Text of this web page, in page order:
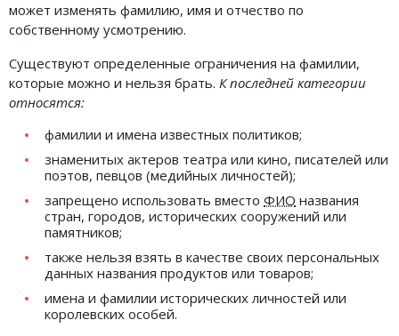
может изменять фамилию, имя и отчество по
собственному усмотрению.
Существуют определенные ограничения на фамилии,
которые можно и нельзя брать. К последней категории
относятся:
фамилии и имена известных политиков;
знаменитых актеров театра или кино, писателей или
поэтов, певцов (медийных личностей);
запрещено использовать вместо ФИО названия
стран, городов, исторических сооружений или
памятников;
также нельзя взять в качестве своих персональных
данных названия продуктов или товаров;
имена и фамилии исторических личностей или
королевских особей.